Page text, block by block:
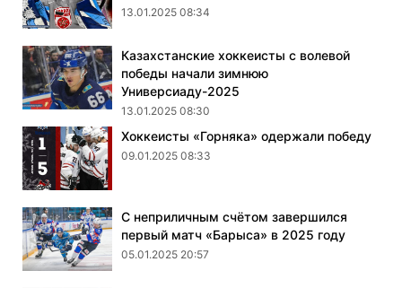
13.01.2025 08:34
Казахстанские хоккеисты с волевой
победы начали зимнюю
Универсиаду-2025
13.01.2025 08:30
Хоккеисты «Горняка» одержали победу
09.01.2025 08:33
С неприличным счётом завершился
первый матч «Барыса» в 2025 году
05.01.2025 20:57